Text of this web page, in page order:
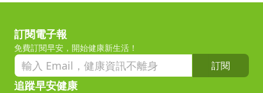
訂閱電子報
免費訂閱早安，開始健康新生活！
訂閱
追蹤早安健康